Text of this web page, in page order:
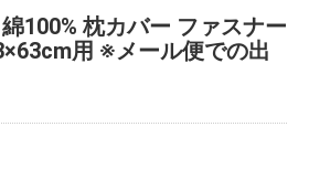
100% 枕カバー ファスナー
用 ※メール便での出